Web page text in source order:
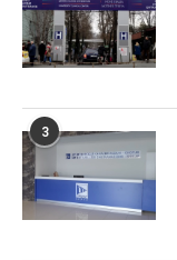
3